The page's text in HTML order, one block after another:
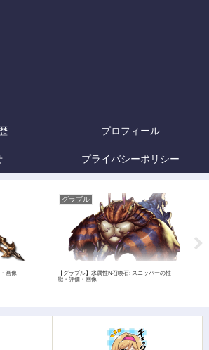
プロフィール
プライバシーポリシー
画像
グラブル
【グラブル】水属性N召喚石: スニッパーの性
能・評価・画像